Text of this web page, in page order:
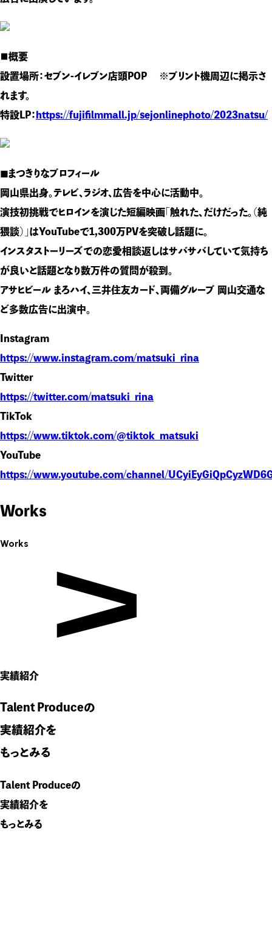
■概要
設置場所：セブン-イレブン店頭POP ※プリント機周辺に掲示さ
れます。
特設LP： https://fujifilmmall.jp/sejonlinephoto/2023natsu/
◼︎まつきりなプロフィール
岡山県出身。テレビ、ラジオ、広告を中心に活動中。
演技初挑戦でヒロインを演じた短編映画「触れた、だけだった。（純
猥談）」はYouTubeで1,300万PVを突破し話題に。
インスタストーリーズでの恋愛相談返しはサバサバしていて気持ち
が良いと話題となり数万件の質問が殺到。
アサヒビール まろハイ、三井住友カード、両備グループ 岡山交通な
ど多数広告に出演中。
Instagram
https://www.instagram.com/matsuki_rina
Twitter
https://twitter.com/matsuki_rina
TikTok
https://www.tiktok.com/@tiktok_matsuki
YouTube
https://www.youtube.com/channel/
Works
Works
実績紹介
Talent Produceの
実績紹介を
もっとみる
Talent Produceの
実績紹介を
もっとみる